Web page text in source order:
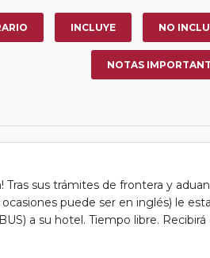
INCLUYE NO
NOTAS
Tras sus trámites de frontera y
puede ser en inglés) le
a su hotel. Tiempo libre.